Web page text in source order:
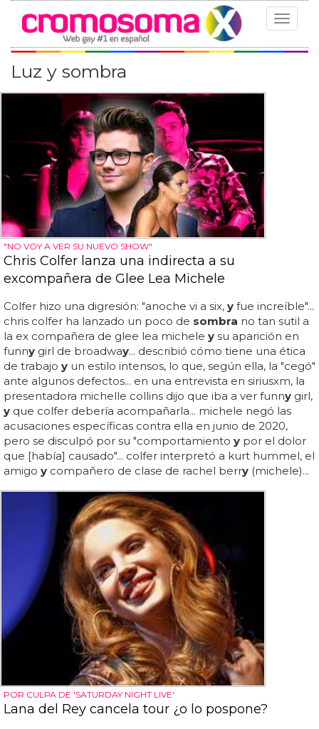
Toggle
Luz y sombra
"NO VOY A VER SU NUEVO SHOW"
Chris Colfer lanza una indirecta a su
excompañera de Glee Lea Michele
Colfer hizo una digresión: "anoche vi a six, y fue increíble"...
chris colfer ha lanzado un poco de sombra no tan sutil a
la ex compañera de glee lea michele y su aparición en
funny girl de broadway... describió cómo tiene una ética
de trabajo y un estilo intensos, lo que, según ella, la "cegó"
ante algunos defectos... en una entrevista en siriusxm, la
presentadora michelle collins dijo que iba a ver funny girl,
y que colfer debería acompañarla... michele negó las
acusaciones específicas contra ella en junio de 2020,
pero se disculpó por su "comportamiento y por el dolor
que [había] causado"... colfer interpretó a kurt hummel, el
amigo y compañero de clase de rachel berry (michele)...
POR CULPA DE 'SATURDAY NIGHT LIVE'
Lana del Rey cancela tour ¿o lo pospone?